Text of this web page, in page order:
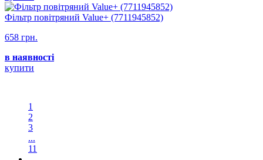
Фільтр повітряний Value+ (7711945852)
658 грн.
в наявності
купити
1
2
3
...
11